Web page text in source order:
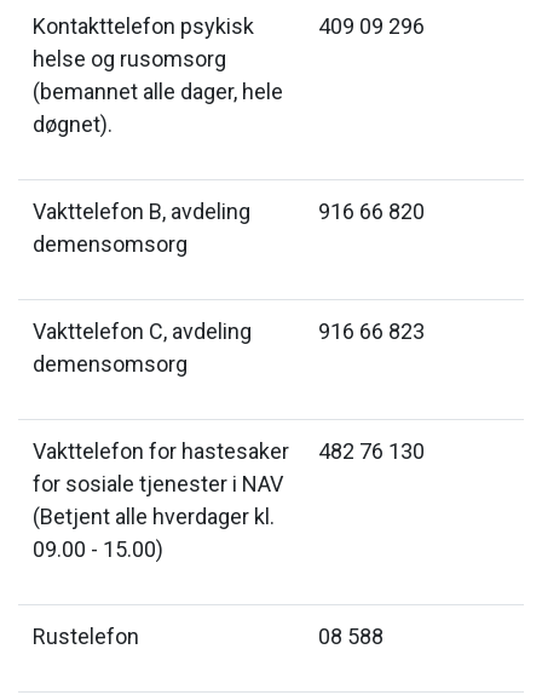
Kontakttelefon psykisk
helse og rusomsorg
(bemannet alle dager, hele
døgnet).
409 09 296
Vakttelefon B, avdeling
demensomsorg
916 66 820
Vakttelefon C, avdeling
demensomsorg
916 66 823
Vakttelefon for hastesaker
for sosiale tjenester i NAV
(Betjent alle hverdager kl.
09.00 - 15.00)
482 76 130
Rustelefon 08 588